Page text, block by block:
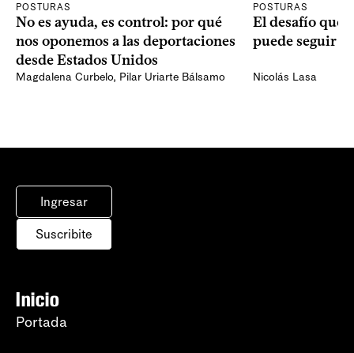
POSTURAS
No es ayuda, es control: por qué
nos oponemos a las deportaciones
desde Estados Unidos
Magdalena Curbelo, Pilar Uriarte Bálsamo
POSTURAS
El desafío que
puede seguir
Nicolás Lasa
Ingresar
Suscribite
Inicio
Portada